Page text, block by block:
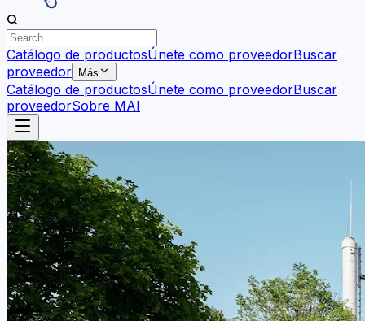
Catálogo de productosÚnete como proveedorBuscar
proveedor
Más
Catálogo de productosÚnete como proveedorBuscar
proveedorSobre MAI